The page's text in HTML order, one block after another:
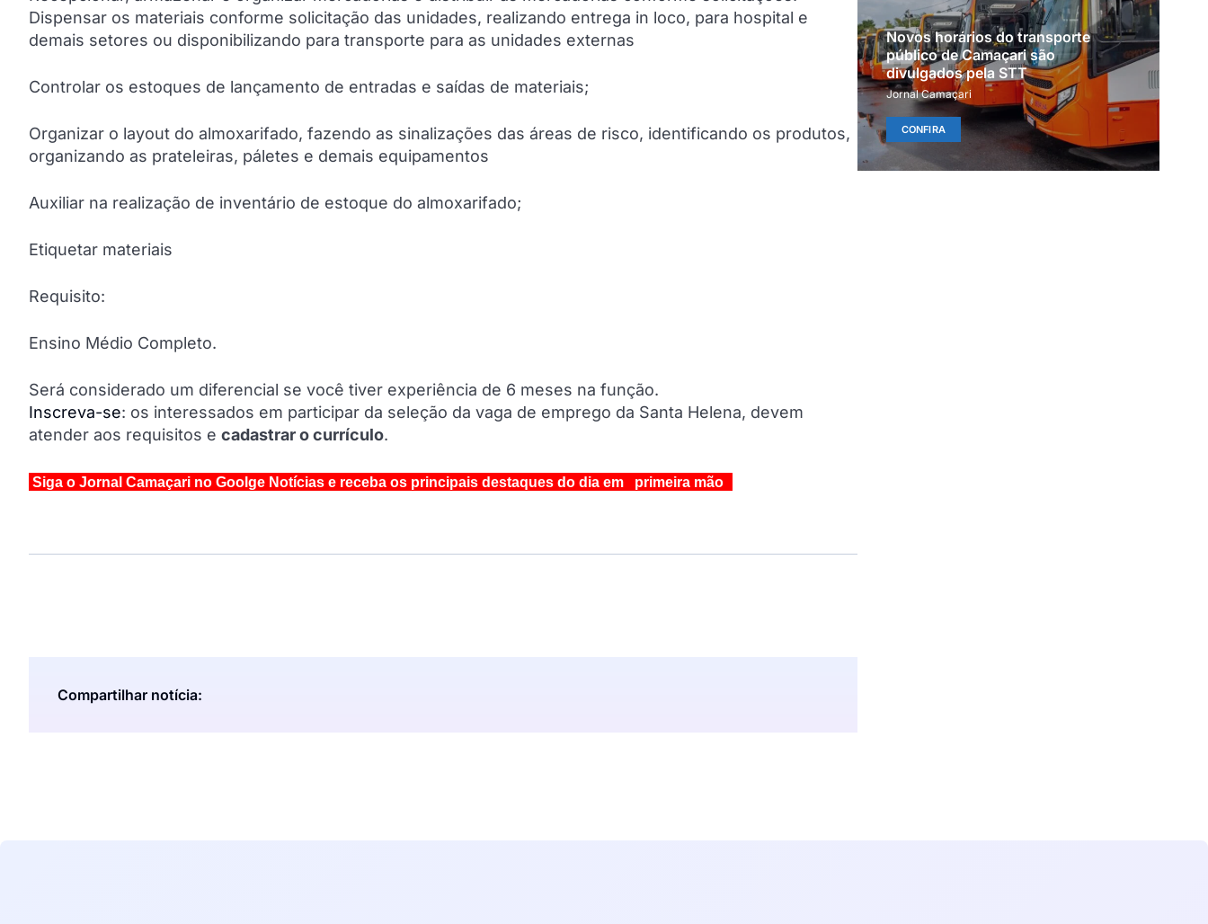
Dispensar os materiais conforme solicitação das unidades, realizando entrega in loco, para hospital e
demais setores ou disponibilizando para transporte para as unidades externas
Controlar os estoques de lançamento de entradas e saídas de materiais;
Organizar o layout do almoxarifado, fazendo as sinalizações das áreas de risco, identificando os produtos,
organizando as prateleiras, páletes e demais equipamentos
Auxiliar na realização de inventário de estoque do almoxarifado;
Etiquetar materiais
Requisito:
Ensino Médio Completo.
Será considerado um diferencial se você tiver experiência de 6 meses na função.
Inscreva-se: os interessados em participar da seleção da vaga de emprego da Santa Helena, devem
atender aos requisitos e cadastrar o currículo.
Siga o Jornal Camaçari no Goolge Notícias e receba os principais destaques do dia em primeira mão
Compartilhar notícia:
Novos horários do transporte
público de Camaçari são
divulgados pela STT
Jornal Camaçari
CONFIRA